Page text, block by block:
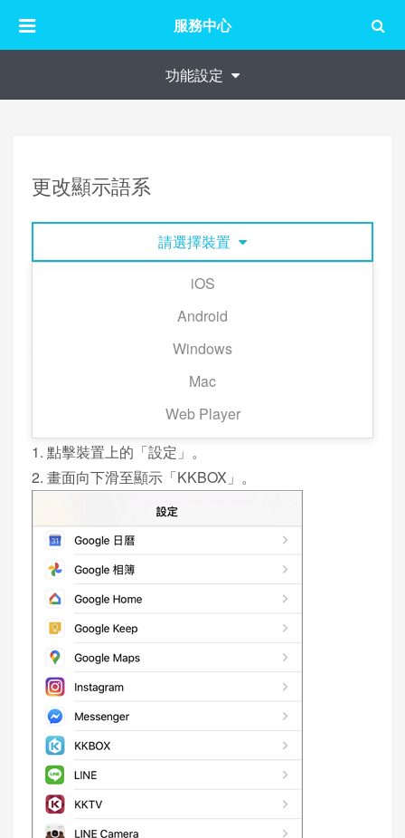
服務中心
功能設定
更改顯示語系
請選擇裝置
iOS
Android
Windows
Mac
Web Player
例如：你的帳號為 KKBOX 台灣地區會員，即將系統
或 KKBOX App 使設定為英文，歌曲資訊、歌詞仍會
1. 點擊裝置上的「設定」。
2. 畫面向下滑至顯示「KKBOX」。